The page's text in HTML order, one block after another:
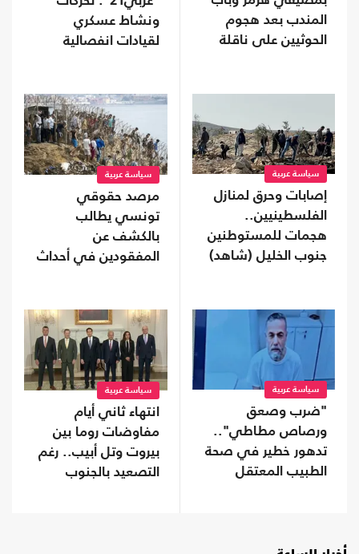
المندب بعد هجوم
الحوثيين على ناقلة
ونشاط عسكري
لقيادات انفصالية
سياسة عربية
إصابات وحرق لمنازل
الفلسطينيين..
هجمات للمستوطنين
جنوب الخليل (شاهد)
سياسة عربية
مرصد حقوقي
تونسي يطالب
بالكشف عن
المفقودين في أحداث
سياسة عربية
"ضرب وصعق
ورصاص مطاطي"..
تدهور خطير في صحة
الطبيب المعتقل
سياسة عربية
انتهاء ثاني أيام
مفاوضات روما بين
بيروت وتل أبيب.. رغم
التصعيد بالجنوب